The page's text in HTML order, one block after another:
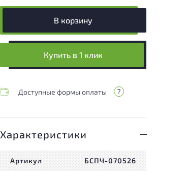
В корзину
Купить в 1 клик
Доступные формы оплаты
Характеристики
Артикул БСПЧ-070526